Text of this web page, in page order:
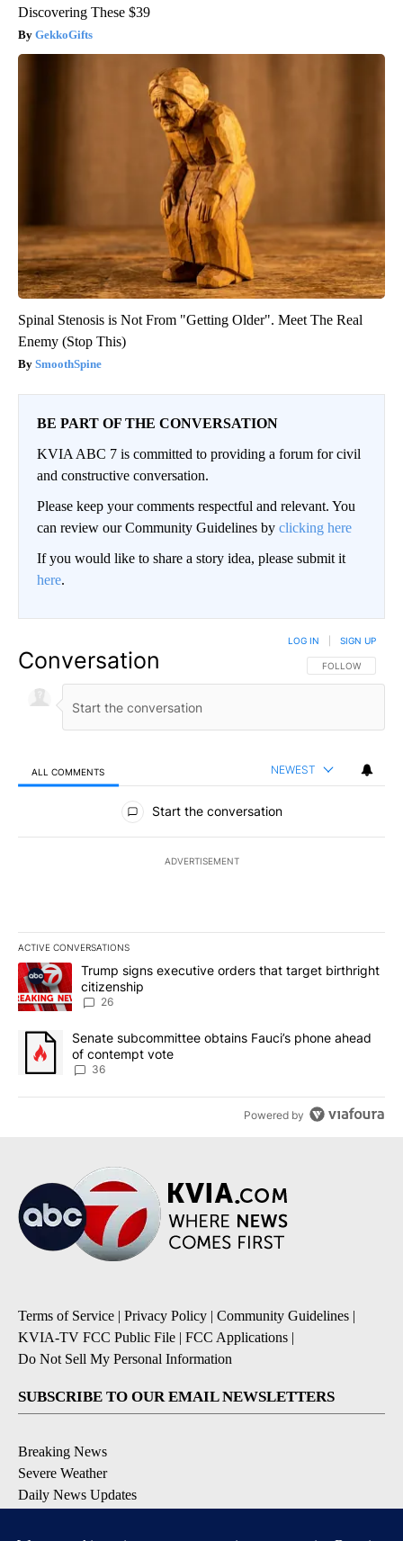
Discovering These $39
GekkoGifts
Spinal Stenosis is Not From "Getting Older". Meet The Real
Enemy (Stop This)
SmoothSpine
BE PART OF THE CONVERSATION
KVIA ABC 7 is committed to providing a forum for civil
and constructive conversation.
Please keep your comments respectful and relevant. You
can review our Community Guidelines by clicking here
If you would like to share a story idea, please submit it
here.
Conversation FOLLOW THIS
FOLLOW
LOG IN SIGN UP
ALL COMMENTS NEWEST
All Comments
Start the conversation
ADVERTISEMENT
ACTIVE CONVERSATIONS
The following is a list of the most commented articles in the last
A trending article titled "Trump signs executive orders that
Trump signs executive orders that target birthright
citizenship
26
A trending article titled "Senate subcommittee obtains Fauci’s
Senate subcommittee obtains Fauci’s phone ahead
of contempt vote
36
Powered by
Terms of Service | Privacy Policy | Community Guidelines |
KVIA-TV FCC Public File | FCC Applications |
Do Not Sell My Personal Information
SUBSCRIBE TO OUR EMAIL NEWSLETTERS
Breaking News
Severe Weather
Daily News Updates
Entertainment